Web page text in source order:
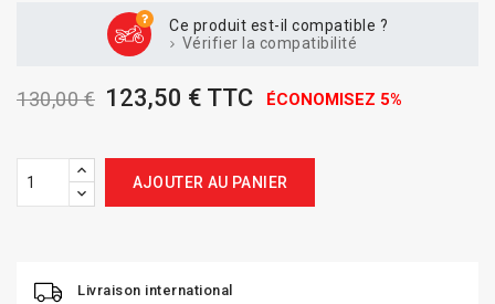
Ce produit est-il compatible ?
Vérifier la compatibilité
130,00 € 123,50 € TTC ÉCONOMISEZ 5%
AJOUTER AU PANIER
Livraison international